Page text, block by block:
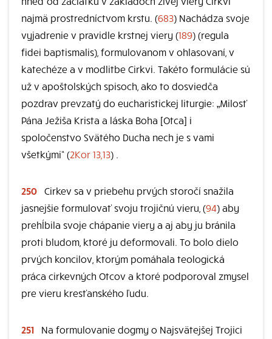
najmä prostredníctvom krstu. (683) Nachádza svoje
vyjadrenie v pravidle krstnej viery (189) (regula
fidei baptismalis), formulovanom v ohlasovaní, v
katechéze a v modlitbe Cirkvi. Takéto formulácie sú
už v apoštolských spisoch, ako to dosviedča
pozdrav prevzatý do eucharistickej liturgie: „Milosť
Pána Ježiša Krista a láska Boha [Otca] i
spoločenstvo Svätého Ducha nech je s vami
všetkými“ (2Kor 13,13) .
250 Cirkev sa v priebehu prvých storočí snažila
jasnejšie formulovať svoju trojičnú vieru, (94) aby
prehĺbila svoje chápanie viery a aj aby ju bránila
proti bludom, ktoré ju deformovali. To bolo dielo
prvých koncilov, ktorým pomáhala teologická
práca cirkevných Otcov a ktoré podporoval zmysel
pre vieru kresťanského ľudu.
251
Na formulovanie dogmy o Najsvätejšej Trojici